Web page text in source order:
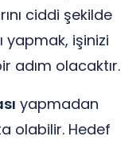
ciddi şekilde
yapmak, işinizi
adım olacaktır.
yapmadan
olabilir. Hedef